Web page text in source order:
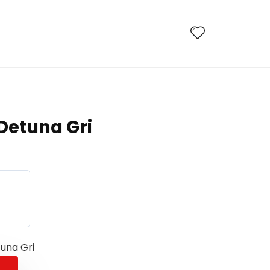
Gri
Gri